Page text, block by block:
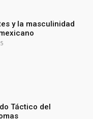
y la masculinidad
Táctico del